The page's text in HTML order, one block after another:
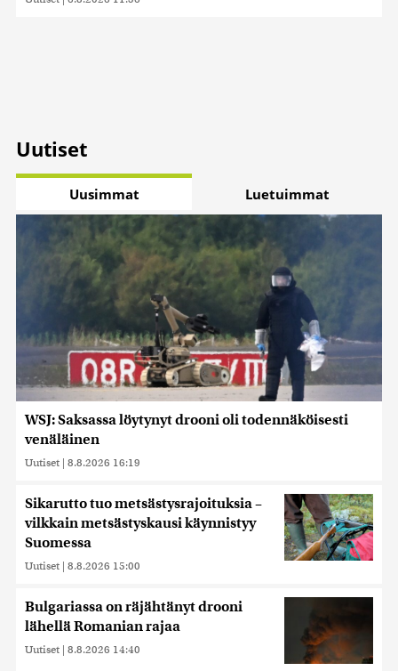
Uutiset
Uusimmat Luetuimmat
WSJ: Saksassa löytynyt drooni oli todennäköisesti
venäläinen
Uutiset | 8.8.2026 16:19
Sikarutto tuo metsästysrajoituksia –
vilkkain metsästyskausi käynnistyy
Suomessa
Uutiset | 8.8.2026 15:00
Bulgariassa on räjähtänyt drooni
lähellä Romanian rajaa
Uutiset | 8.8.2026 14:40